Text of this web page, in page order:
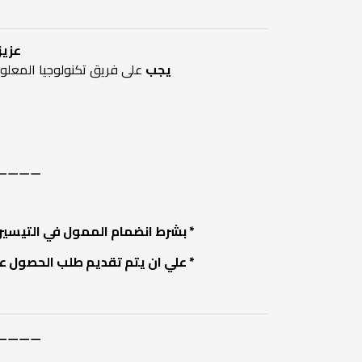
يجب على فريق تكنولوجيا
* بشرط انضمام الممول في التيسيرات
* علي ان يتم تقديم طلب الحصول علي